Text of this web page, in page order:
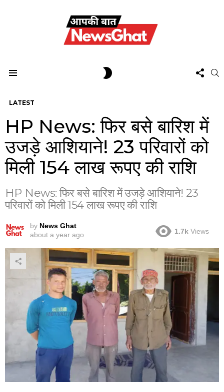
US
LATEST
HP News: फिर बसे बारिश में
उजड़े आशियाने! 23 परिवारों को
मिली 154 लाख रूपए की राशि
HP News: फिर बसे बारिश में उजड़े आशियाने! 23
परिवारों को मिली 154 लाख रूपए की राशि
by News Ghat
about a year ago
1.7k Views